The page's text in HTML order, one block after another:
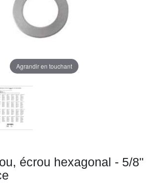
Agrandir en touchant
écrou hexagonal - 5/8"